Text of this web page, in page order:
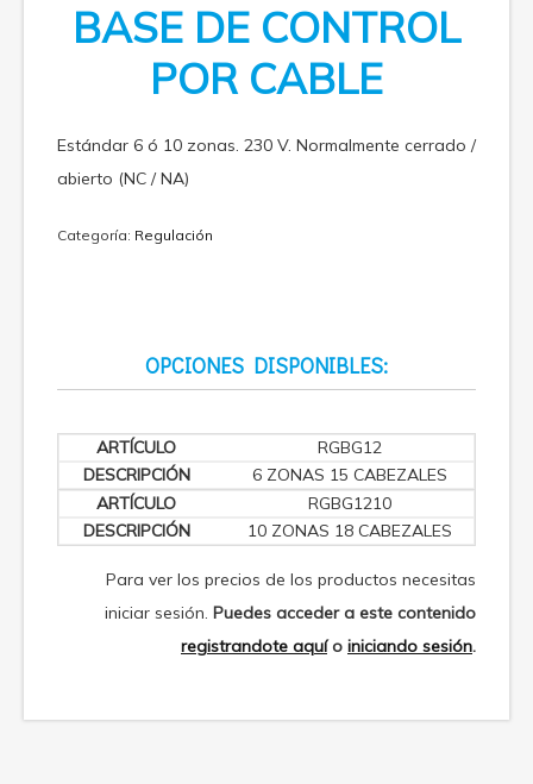
BASE DE CONTROL
POR CABLE
Estándar 6 ó 10 zonas. 230 V. Normalmente cerrado /
abierto (NC / NA)
Categoría: Regulación
OPCIONES DISPONIBLES:
RGBG12
6 ZONAS 15 CABEZALES
RGBG1210
10 ZONAS 18 CABEZALES
Para ver los precios de los productos necesitas
iniciar sesión. Puedes acceder a este contenido
registrandote aquío iniciando sesión.